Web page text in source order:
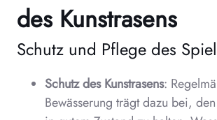
des Kunstrasens
Schutz und Pflege des
Schutz des Kunstrasens:
Bewässerung trägt dazu bei, den